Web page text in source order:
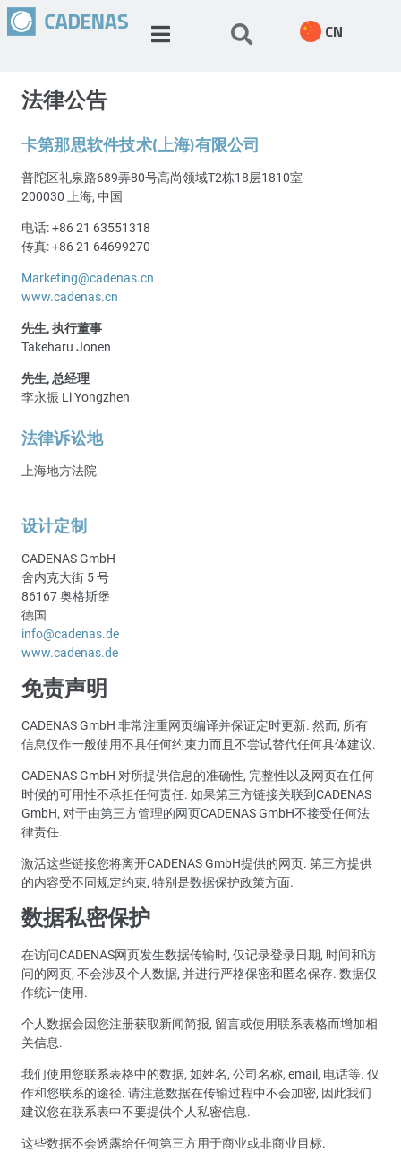
CN
法律公告
卡第那思软件技术(上海)有限公司
普陀区礼泉路689弄80号高尚领域T2栋18层1810室
200030 上海, 中国
电话: +86 21 63551318
传真: +86 21 64699270
Marketing@cadenas.cn
www.cadenas.cn
先生, 执行董事
Takeharu Jonen
先生, 总经理
李永振 Li Yongzhen
法律诉讼地
上海地方法院
设计定制
CADENAS GmbH
舍内克大街 5 号
86167 奥格斯堡
德国
info@cadenas.de
www.cadenas.de
免责声明
CADENAS GmbH 非常注重网页编译并保证定时更新. 然而, 所有
信息仅作一般使用不具任何约束力而且不尝试替代任何具体建议.
CADENAS GmbH 对所提供信息的准确性, 完整性以及网页在任何
时候的可用性不承担任何责任. 如果第三方链接关联到CADENAS
GmbH, 对于由第三方管理的网页CADENAS GmbH不接受任何法
律责任.
激活这些链接您将离开CADENAS GmbH提供的网页. 第三方提供
的内容受不同规定约束, 特别是数据保护政策方面.
数据私密保护
在访问CADENAS网页发生数据传输时, 仅记录登录日期, 时间和访
问的网页, 不会涉及个人数据, 并进行严格保密和匿名保存. 数据仅
作统计使用.
个人数据会因您注册获取新闻简报, 留言或使用联系表格而增加相
关信息.
我们使用您联系表格中的数据, 如姓名, 公司名称, email, 电话等. 仅
作和您联系的途径. 请注意数据在传输过程中不会加密, 因此我们
建议您在联系表中不要提供个人私密信息.
这些数据不会透露给任何第三方用于商业或非商业目标.